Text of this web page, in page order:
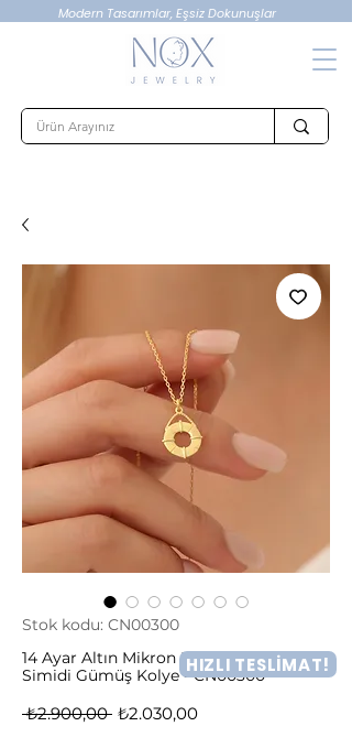
Modern Tasarımlar, Eşsiz Dokunuşlar
Stok kodu: CN00300
14 Ayar Altın Mikron Kaplama Can
Simidi Gümüş Kolye - CN00300
₺2.900,00 Normal
₺2.030,00İndirimli
HIZLI TESLİMAT!